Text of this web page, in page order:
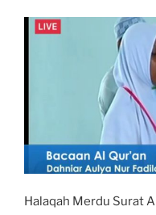
Halaqah Merdu Surat